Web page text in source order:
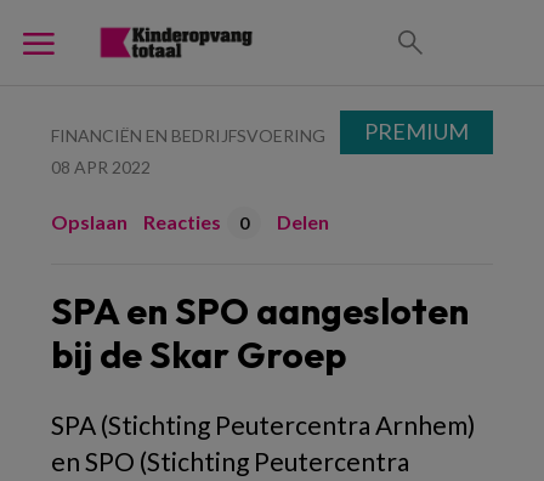
FINANCIËN EN BEDRIJFSVOERING
08 APR 2022
Opslaan Reacties 0 Delen
SPA en SPO aangesloten
bij de Skar Groep
SPA (Stichting Peutercentra Arnhem)
en SPO (Stichting Peutercentra
PREMIUM